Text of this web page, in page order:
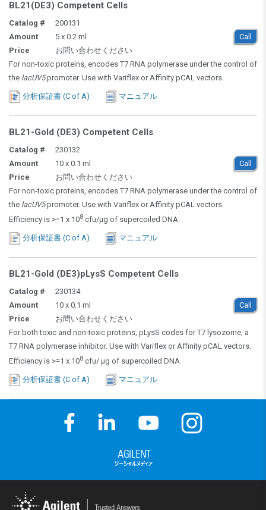
BL21(DE3) Competent Cells
Catalog #
200131
Call
Amount
5 x 0.2 ml
Price
お問い合わせください
For non-toxic proteins, encodes T7 RNA polymerase under the control of
the lacUV5promoter. Use with Variflex or Affinity pCAL vectors.
分析保証書 (C of A) マニュアル
BL21-Gold (DE3) Competent Cells
Catalog #
230132
Call
Amount
10 x 0.1 ml
Price
お問い合わせください
For non-toxic proteins, encodes T7 RNA polymerase under the control of
the lacUV5promoter. Use with Variflex or Affinity pCAL vectors.
Efficiency is >=1 x 108 cfu/µg of supercoiled DNA
分析保証書 (C of A) マニュアル
BL21-Gold (DE3)pLysS Competent Cells
Catalog #
230134
Call
Amount
10 x 0.1 ml
Price
お問い合わせください
For both toxic and non-toxic proteins, pLysS codes for T7 lysozome, a
T7 RNA polymerase inhibitor. Use with Variflex or Affinity pCAL vectors.
Efficiency is >=1 x 108 cfu/ µg of supercoiled DNA
分析保証書 (C of A) マニュアル